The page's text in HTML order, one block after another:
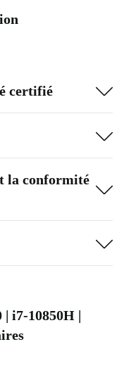
certifié
la conformité
i7-10850H |